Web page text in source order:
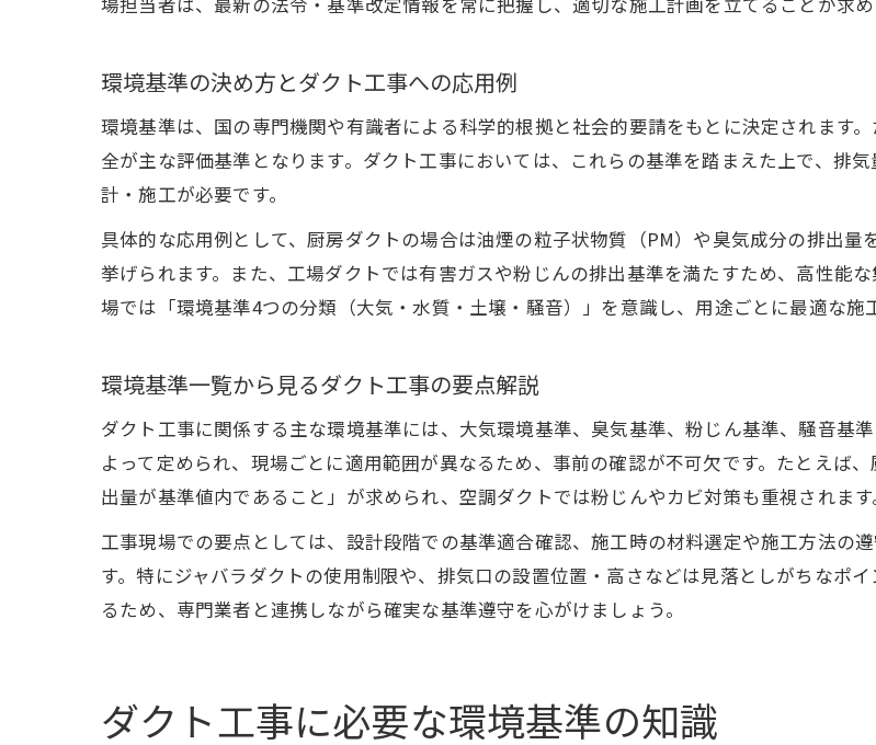
現場で実践するダクト工事の安全基
ダクト工事における環境基準と清
環境基準の決め方とダクト工事への応用例
環境基準は、国の専門機関や有識者による科学的根拠と社会的要請をもとに決定されます
全が主な評価基準となります。ダクト工事においては、これらの基準を踏まえた上で、排
計・施工が必要です。
具体的な応用例として、厨房ダクトの場合は油煙の粒子状物質（PM）や臭気成分の排出
挙げられます。また、工場ダクトでは有害ガスや粉じんの排出基準を満たすため、高性能
場では「環境基準4つの分類（大気・水質・土壌・騒音）」を意識し、用途ごとに最適な施
環境基準一覧から見るダクト工事の要点解説
ダクト工事に関係する主な環境基準には、大気環境基準、臭気基準、粉じん基準、騒音基
よって定められ、現場ごとに適用範囲が異なるため、事前の確認が不可欠です。たとえば
出量が基準値内であること」が求められ、空調ダクトでは粉じんやカビ対策も重視されます
工事現場での要点としては、設計段階での基準適合確認、施工時の材料選定や施工方法の
す。特にジャバラダクトの使用制限や、排気口の設置位置・高さなどは見落としがちなポ
るため、専門業者と連携しながら確実な基準遵守を心がけましょう。
ダクト工事に必要な環境基準の知識